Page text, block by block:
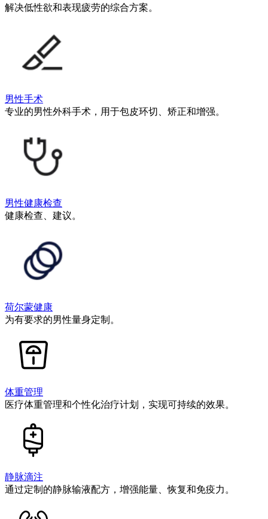
解决低性欲和表现疲劳的综合方案。
男性手术
专业的男性外科手术，用于包皮环切、矫正和增强。
男性健康检查
健康检查、建议。
荷尔蒙健康
为有要求的男性量身定制。
体重管理
医疗体重管理和个性化治疗计划，实现可持续的效果。
静脉滴注
通过定制的静脉输液配方，增强能量、恢复和免疫力。